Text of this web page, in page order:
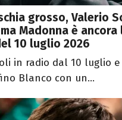
grosso, Valerio
Madonna è ancora
10 luglio 2026
in radio dal 10 luglio
Blanco con un...